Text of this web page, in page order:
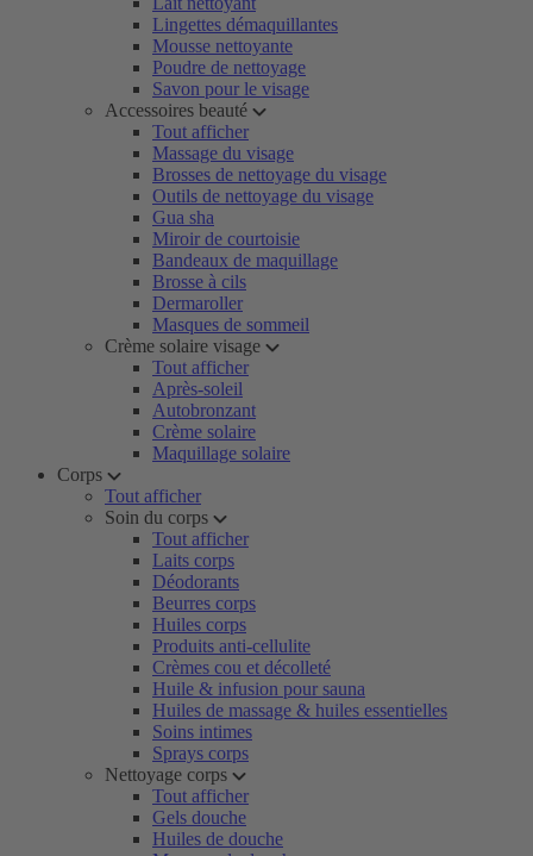
Lingettes démaquillantes
Mousse nettoyante
Poudre de nettoyage
Savon pour le visage
Accessoires beauté
Tout afficher
Massage du visage
Brosses de nettoyage du visage
Outils de nettoyage du visage
Gua sha
Miroir de courtoisie
Bandeaux de maquillage
Brosse à cils
Dermaroller
Masques de sommeil
Crème solaire visage
Tout afficher
Après-soleil
Autobronzant
Crème solaire
Maquillage solaire
Corps
Tout afficher
Soin du corps
Tout afficher
Laits corps
Déodorants
Beurres corps
Huiles corps
Produits anti-cellulite
Crèmes cou et décolleté
Huile & infusion pour sauna
Huiles de massage & huiles essentielles
Soins intimes
Sprays corps
Nettoyage corps
Tout afficher
Gels douche
Huiles de douche